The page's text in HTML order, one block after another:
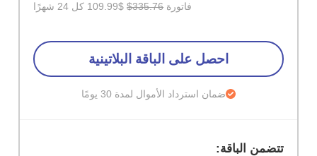
فاتورة$335.76$109.99 كل 24 شهرًا
احصل على الباقة البلاتينية
ضمان استرداد الأموال لمدة 30 يومًا
تتضمن الباقة: